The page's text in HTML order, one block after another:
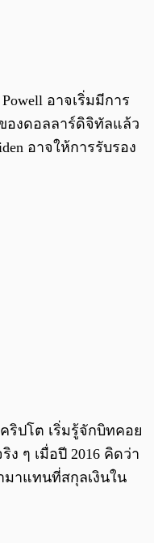
อาจเริ่มมีการ
องดอลลาร์ดิจิทัลแล้ว
อาจให้การรับรอง
ริปโต เริ่มรู้จักบิทคอย
ง ๆ เมื่อปี 2016 คิดว่า
มาแทนที่สกุลเงินใน